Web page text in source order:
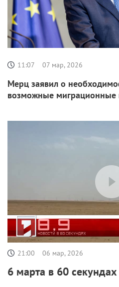
11:07 07 мар, 2026
Мерц заявил о
возможные миграционные
21:00 06 мар, 2026
6 марта в 60 секундах